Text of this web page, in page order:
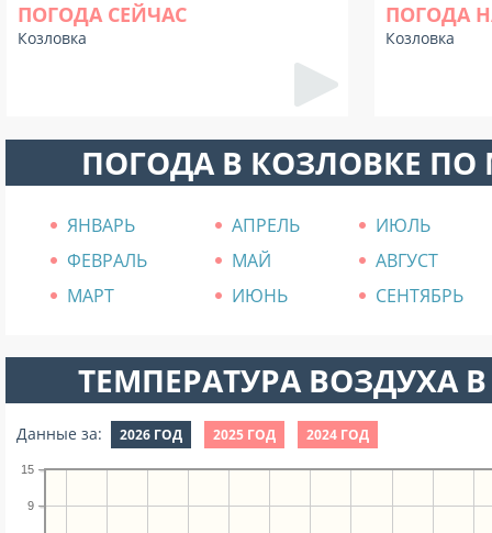
ПОГОДА СЕЙЧАС
Козловка
ПОГОДА
Козловка
ПОГОДА В КОЗЛОВКЕ
ЯНВАРЬ АПРЕЛЬ
ИЮЛЬ
ФЕВРАЛЬ
МАЙ
АВГУСТ
МАРТ
ИЮНЬ СЕНТЯБРЬ
ТЕМПЕРАТУРА ВОЗДУХА В
Данные за: 2026 ГОД 2025 ГОД 2024 ГОД
9
15